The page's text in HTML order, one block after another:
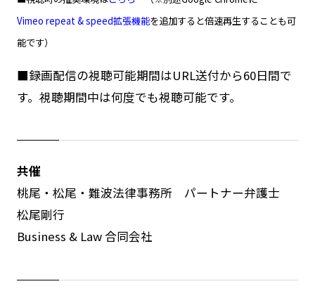
Vimeo repeat & speed拡張機能を追加すると倍速再生することも可
能です）
■録画配信の視聴可能期間はURL送付から60日間で
す。視聴期間中は何度でも視聴可能です。
共催
桃尾・松尾・難波法律事務所 パートナー弁護士
松尾剛行
Business & Law 合同会社